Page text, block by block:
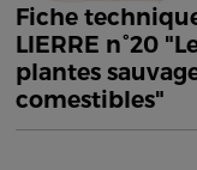
Fiche
LIERRE n°20
plantes
comestibles"